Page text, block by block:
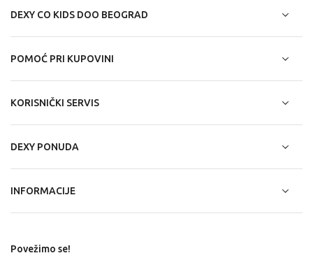
DEXY CO KIDS DOO BEOGRAD
POMOĆ PRI KUPOVINI
KORISNIČKI SERVIS
DEXY PONUDA
INFORMACIJE
Povežimo se!